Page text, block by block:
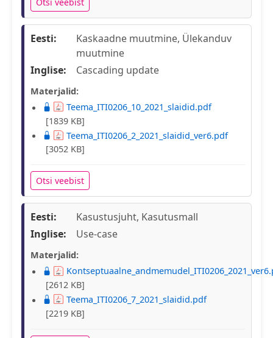
Eesti:
Kaskaadne muutmine, Ülekanduv
muutmine
Inglise:
Cascading update
Materjalid:
Teema_ITI0206_10_2021_slaidid.pdf
[1839 KB]
Teema_ITI0206_2_2021_slaidid_ver6.pdf
[3052 KB]
Otsi veebist
Eesti:
Kasustusjuht, Kasutusmall
Inglise:
Use-case
Materjalid:
[2612 KB]
Teema_ITI0206_7_2021_slaidid.pdf
[2219 KB]